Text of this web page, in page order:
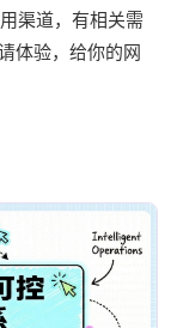
渠道，有相关需
体验，给你的网